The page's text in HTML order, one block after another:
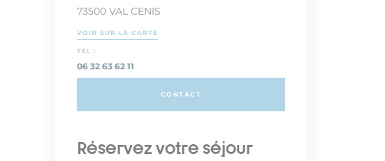
73500 VAL CENIS
VOIR SUR LA CARTE
TEL :
06 32 63 62 11
CONTACT
Réservez votre séjour